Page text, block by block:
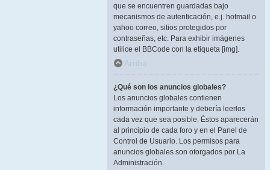
que se encuentren guardadas bajo
mecanismos de autenticación, e.j. hotmail o
yahoo correo, sitios protegidos por
contraseñas, etc. Para exhibir imágenes
utilice el BBCode con la etiqueta [img].
Arriba
¿Qué son los anuncios globales?
Los anuncios globales contienen
información importante y debería leerlos
cada vez que sea posible. Éstos aparecerán
al principio de cada foro y en el Panel de
Control de Usuario. Los permisos para
anuncios globales son otorgados por La
Administración.